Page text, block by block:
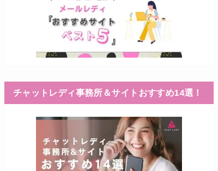
チャットレディ事務所＆サイトおすすめ14選！